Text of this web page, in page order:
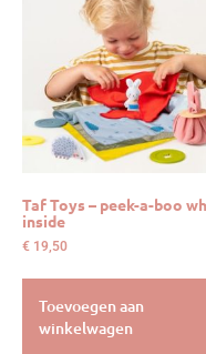
Taf Toys – peek-a-boo
inside
€ 19,50
Toevoegen aan
winkelwagen